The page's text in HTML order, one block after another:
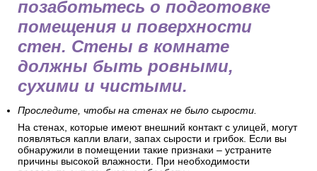
позаботьтесь о подготовке
помещения и поверхности
стен. Стены в комнате
должны быть ровными,
сухими и чистыми.
Проследите, чтобы на стенах не было сырости.
На стенах, которые имеют внешний контакт с улицей, могут
появляться капли влаги, запах сырости и грибок. Если вы
обнаружили в помещении такие признаки – устраните
причины высокой влажности. При необходимости